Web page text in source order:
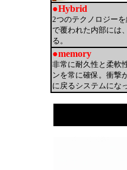
●Hybrid
2つのテクノロジー
で覆われた内部には
る。
●memory
非常に耐久性と柔軟
ンを常に確保。衝撃
に戻るシステムにな